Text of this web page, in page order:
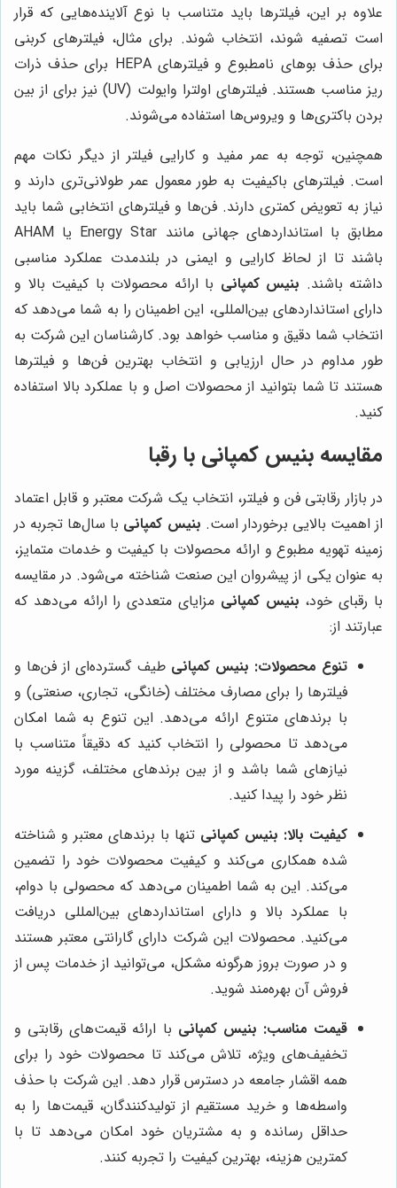
علاوه بر این، فیلترها باید متناسب با نوع آلاینده‌هایی که قرار
است تصفیه شوند، انتخاب شوند. برای مثال، فیلترهای کربنی
برای حذف بوهای نامطبوع و فیلترهای HEPA برای حذف ذرات
ریز مناسب هستند. فیلترهای اولترا وایولت (UV) نیز برای از بین
بردن باکتری‌ها و ویروس‌ها استفاده می‌شوند.
همچنین، توجه به عمر مفید و کارایی فیلتر از دیگر نکات مهم
است. فیلترهای باکیفیت به طور معمول عمر طولانی‌تری دارند و
نیاز به تعویض کمتری دارند. فن‌ها و فیلترهای انتخابی شما باید
مطابق با استانداردهای جهانی مانند Energy Star یا AHAM
باشند تا از لحاظ کارایی و ایمنی در بلندمدت عملکرد مناسبی
داشته باشند. بنیس کمپانی با ارائه محصولات با کیفیت بالا و
دارای استانداردهای بین‌المللی، این اطمینان را به شما می‌دهد که
انتخاب شما دقیق و مناسب خواهد بود. کارشناسان این شرکت به
طور مداوم در حال ارزیابی و انتخاب بهترین فن‌ها و فیلترها
هستند تا شما بتوانید از محصولات اصل و با عملکرد بالا استفاده
کنید.
مقایسه بنیس کمپانی با رقبا
در بازار رقابتی فن و فیلتر، انتخاب یک شرکت معتبر و قابل اعتماد
از اهمیت بالایی برخوردار است. بنیس کمپانی با سال‌ها تجربه در
زمینه تهویه مطبوع و ارائه محصولات با کیفیت و خدمات متمایز،
به عنوان یکی از پیشروان این صنعت شناخته می‌شود. در مقایسه
با رقبای خود، بنیس کمپانی مزایای متعددی را ارائه می‌دهد که
عبارتند از:
تنوع محصولات: بنیس کمپانی طیف گسترده‌ای از فن‌ها و
فیلترها را برای مصارف مختلف (خانگی، تجاری، صنعتی) و
با برندهای متنوع ارائه می‌دهد. این تنوع به شما امکان
می‌دهد تا محصولی را انتخاب کنید که دقیقاً متناسب با
نیازهای شما باشد و از بین برندهای مختلف، گزینه مورد
نظر خود را پیدا کنید.
کیفیت بالا: بنیس کمپانی تنها با برندهای معتبر و شناخته
شده همکاری می‌کند و کیفیت محصولات خود را تضمین
می‌کند. این به شما اطمینان می‌دهد که محصولی با دوام،
با عملکرد بالا و دارای استانداردهای بین‌المللی دریافت
می‌کنید. محصولات این شرکت دارای گارانتی معتبر هستند
و در صورت بروز هرگونه مشکل، می‌توانید از خدمات پس از
فروش آن بهره‌مند شوید.
قیمت مناسب: بنیس کمپانی با ارائه قیمت‌های رقابتی و
تخفیف‌های ویژه، تلاش می‌کند تا محصولات خود را برای
همه اقشار جامعه در دسترس قرار دهد. این شرکت با حذف
واسطه‌ها و خرید مستقیم از تولیدکنندگان، قیمت‌ها را به
حداقل رسانده و به مشتریان خود امکان می‌دهد تا با
کمترین هزینه، بهترین کیفیت را تجربه کنند.